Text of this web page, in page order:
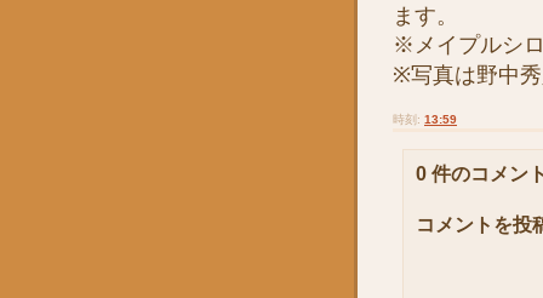
ます。
※メイプルシ
※写真は野中
時刻: 13:59
0 件のコメン
コメントを投